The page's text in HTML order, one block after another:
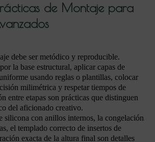
de Montaje para
debe ser metódico y reproducible.
la base estructural, aplicar capas de
usando reglas o plantillas, colocar
milimétrica y respetar tiempos de
entre etapas son prácticas que distinguen
del aficionado creativo.
silicona con anillos internos, la congelación
el templado correcto de insertos de
exacta de la altura final son detalles